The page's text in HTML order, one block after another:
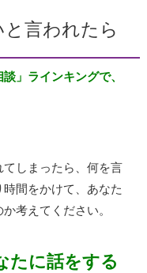
言われたら
」ラインキングで、
しまったら、何を言
間をかけて、あなた
考えてください。
たに話をする